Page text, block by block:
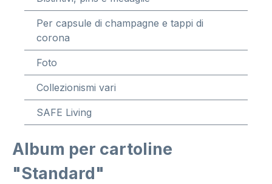
Per capsule di champagne e tappi di
corona
Foto
Collezionismi vari
SAFE Living
Album per cartoline
"Standard"